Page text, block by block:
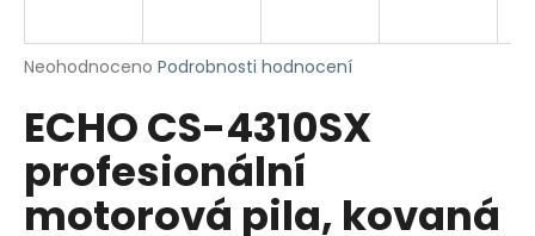
Průměrné
produktu
je
5
hvězdiček.
Neohodnoceno Podrobnosti hodnocení
ECHO CS-4310SX
profesionální
motorová pila, kovaná
j
t
?